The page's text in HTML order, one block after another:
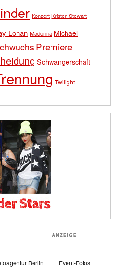
Konzert Kristen Stewart
Lohan Madonna Michael
Premiere
Schwangerschaft
Twilight
Berlin Event-Fotos